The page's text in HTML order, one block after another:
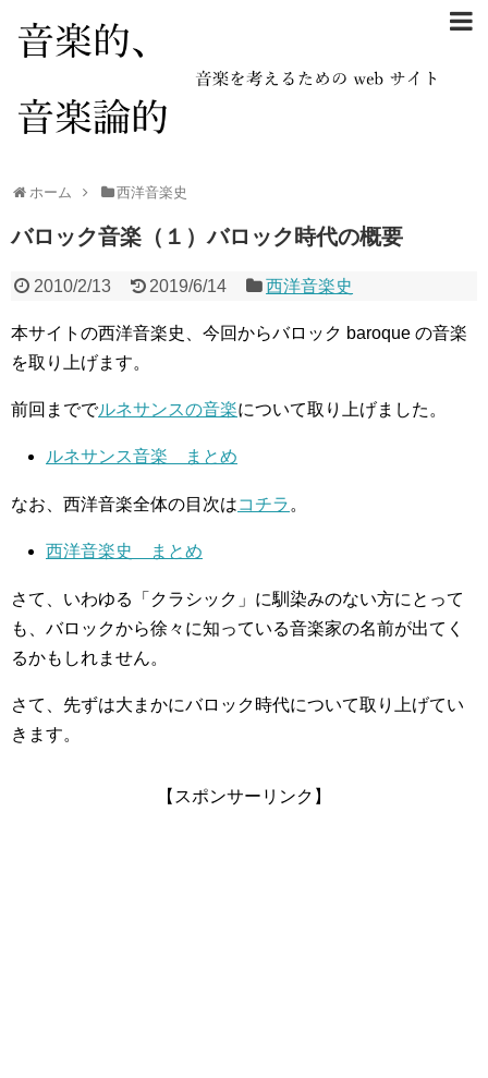
ホーム 西洋音楽史
バロック音楽（１）バロック時代の概要
2010/2/13 2019/6/14 西洋音楽史
本サイトの西洋音楽史、今回からバロック baroque の音楽
を取り上げます。
前回まででルネサンスの音楽について取り上げました。
ルネサンス音楽 まとめ
なお、西洋音楽全体の目次はコチラ 。
西洋音楽史 まとめ
さて、いわゆる「クラシック」に馴染みのない方にとって
も、バロックから徐々に知っている音楽家の名前が出てく
るかもしれません。
さて、先ずは大まかにバロック時代について取り上げてい
きます。
【スポンサーリンク】